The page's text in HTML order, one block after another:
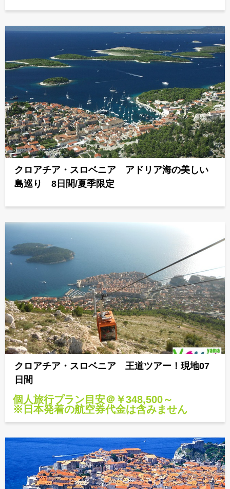
クロアチア・スロベニア アドリア海の美しい
島巡り 8日間/夏季限定
クロアチア・スロベニア 王道ツアー！現地07
日間
個人旅行プラン目安＠￥348,500～
※日本発着の航空券代金は含みません